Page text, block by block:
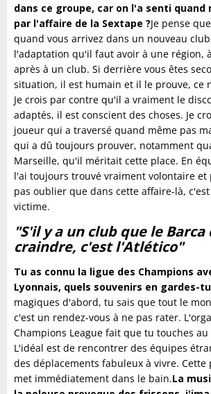
dans ce groupe, car on l'a senti quand
par l'affaire de la Sextape ?Je pense
quand vous arrivez dans un nouveau
l'adaptation qu'il faut avoir à une région,
après à un club. Si derrière vous êtes
situation, il est humain et il le prouve, ce
Je crois par contre qu'il a vraiment le
adaptés, il est conscient des choses. Je
joueur qui a traversé quand même pas
qui a dû toujours prouver, notamment
Marseille, qu'il méritait cette place. En
l'ai toujours trouvé vraiment volontaire
pas oublier que dans cette affaire-là,
victime.
"S'il y a un club que le
craindre, c'est l'Atlético"
Tu as connu la ligue des Champions
Lyonnais, quels souvenirs en gardes-tu
magiques d'abord, tu sais que tout le
c'est un rendez-vous à ne pas rater.
Champions League fait que tu touches
L'idéal est de rencontrer des équipes
des déplacements fabuleux à vivre.
met immédiatement dans le bain.La